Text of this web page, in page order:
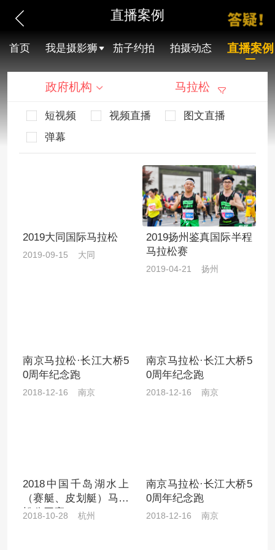
直播案例
首页 我是摄影狮 茄子约拍 拍摄动态 直播案例
政府机构 马拉松
短视频 视频直播
图文直播
弹幕
2019大同国际马拉松
2019-09-15 大同
2019扬州鉴真国际半程
马拉松赛
2019-04-21 扬州
南京马拉松·长江大桥5
0周年纪念跑
2018-12-16 南京
南京马拉松·长江大桥5
0周年纪念跑
2018-12-16 南京
2018中国千岛湖水上
（赛艇、皮划艇）马拉
松公开赛
2018-10-28 杭州
南京马拉松·长江大桥5
0周年纪念跑
2018-12-16 南京